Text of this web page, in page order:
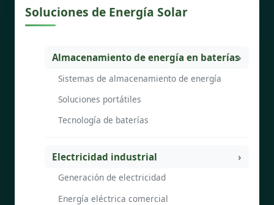
Soluciones de Energía Solar
Almacenamiento de energía en baterías
Sistemas de almacenamiento de energía
Soluciones portátiles
Tecnología de baterías
Electricidad industrial
Generación de electricidad
Energía eléctrica comercial